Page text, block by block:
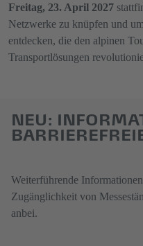
Freitag, 23. April 2027
Netzwerke zu knüpfen und
entdecken, die den alpinen
Transportlösungen
NEU:
Weiterführende
Zugänglichkeit von
anbei.